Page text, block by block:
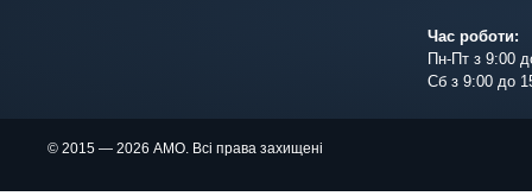
Час роботи:
Пн-Пт з 9:00
Сб з 9:00 до
© 2015 — 2026 АМО. Всі права захищені